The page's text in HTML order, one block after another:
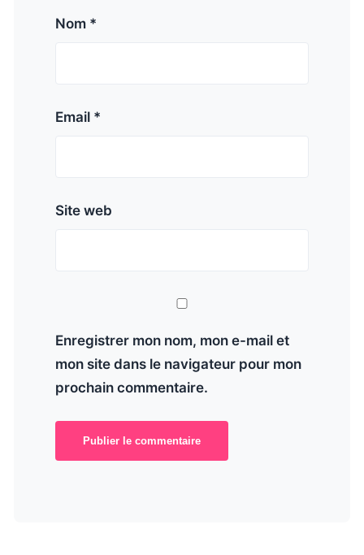
Nom *
Email *
Site web
Enregistrer mon nom, mon e-mail et
mon site dans le navigateur pour mon
prochain commentaire.
Publier le commentaire